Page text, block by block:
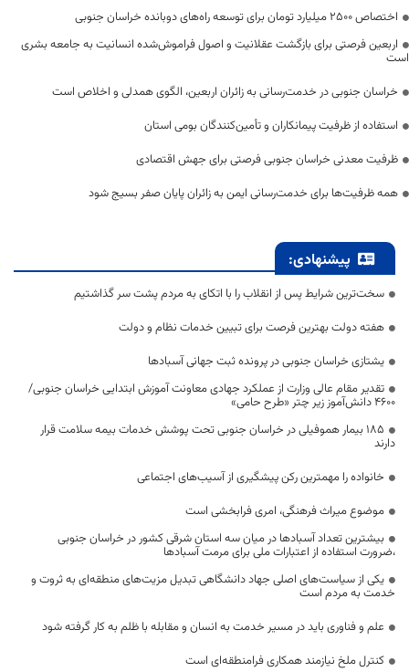
اختصاص 2500 میلیارد تومان برای توسعه راه‌های دوبانده خراسان جنوبی
اربعین فرصتی برای بازگشت عقلانیت و اصول فراموش‌شده انسانیت به جامعه بشری
است
خراسان جنوبی در خدمت‌رسانی به زائران اربعین، الگوی همدلی و اخلاص است
استفاده از ظرفیت پیمانکاران و تأمین‌کنندگان بومی استان
ظرفیت معدنی خراسان جنوبی فرصتی برای جهش اقتصادی
همه ظرفیت‌ها برای خدمت‌رسانی ایمن به زائران پایان صفر بسیج شود
پیشنهادی:
سخت‌ترین شرایط پس از انقلاب را با اتکای به مردم پشت سر گذاشتیم
هفته دولت بهترین فرصت برای تبیین خدمات نظام و دولت
یشتازی خراسان جنوبی در پرونده ثبت جهانی آسبادها
تقدیر مقام عالی وزارت از عملکرد جهادی معاونت آموزش ابتدایی خراسان جنوبی/
۴۶۰۰ دانش‌آموز زیر چتر «طرح حامی»
۱۸۵ بیمار هموفیلی در خراسان جنوبی تحت پوشش خدمات بیمه سلامت قرار
دارند
خانواده را مهمترین رکن پیشگیری از آسیب‌های اجتماعی
موضوع میراث فرهنگی، امری فرابخشی است
بیشترین تعداد آسبادها در میان سه استان شرقی کشور در خراسان جنوبی
،ضرورت استفاده از اعتبارات ملی برای مرمت آسبادها
یکی از سیاست‌های اصلی جهاد دانشگاهی تبدیل مزیت‌های منطقه‌ای به ثروت و
خدمت به مردم است
علم و فناوری باید در مسیر خدمت به انسان و مقابله با ظلم به کار گرفته شود
کنترل ملخ نیازمند همکاری فرامنطقه‌ای است